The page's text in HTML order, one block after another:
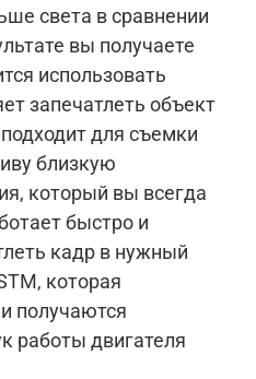
света в сравнении
вы получаете
использовать
запечатлеть объект
для съемки
близкую
который вы всегда
быстро и
кадр в нужный
которая
получаются
работы двигателя